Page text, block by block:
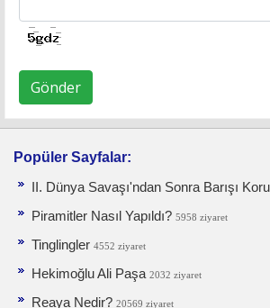
Gönder
Popüler Sayfalar:
II. Dünya Savaşı'ndan Sonra Barışı
Piramitler Nasıl Yapıldı? 5958 ziyaret
Tinglingler 4552 ziyaret
Hekimoğlu Ali Paşa 2032 ziyaret
Reaya Nedir? 20569 ziyaret